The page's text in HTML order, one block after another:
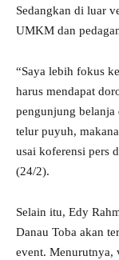
Sedangkan di luar
UMKM dan
“Saya lebih fokus
harus mendapat
pengunjung
telur puyuh,
usai koferensi pers
(24/2).
Selain itu, Edy
Danau Toba akan
event. Menurutnya,